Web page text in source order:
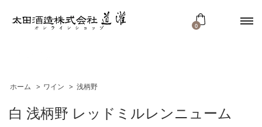
0
ホーム > ワイン > 浅柄野
白 浅柄野 レッドミルレンニューム